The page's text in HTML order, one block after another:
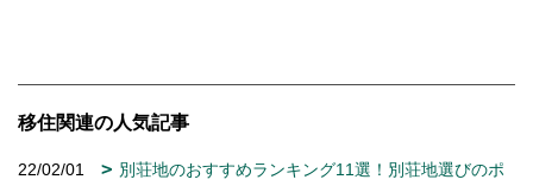
移住関連の人気記事
22/02/01
別荘地のおすすめランキング11選！別荘地選びのポ